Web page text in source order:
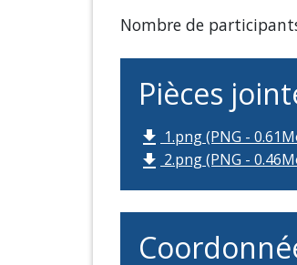
Nombre de
Pièces
file_download 1.png (PNG -
file_download 2.png (PNG -